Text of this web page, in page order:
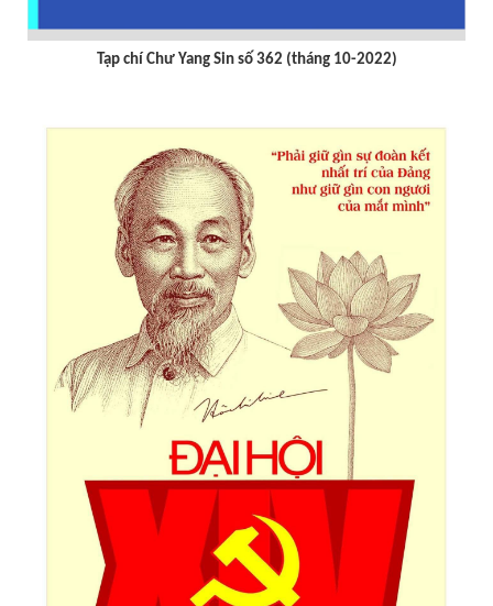
Tạp chí Chư Yang Sin số 362 (tháng 10-2022)